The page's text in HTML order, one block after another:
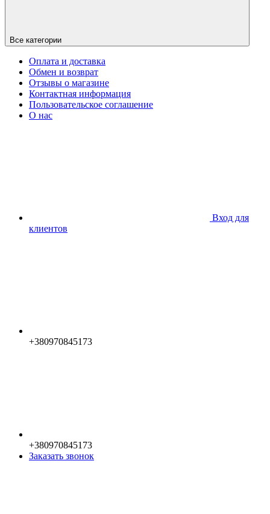
Все категории
Оплата и доставка
Обмен и возврат
Отзывы о магазине
Контактная информация
Пользовательское соглашение
О нас
Вход для
клиентов
+380970845173
+380970845173
Заказать звонок